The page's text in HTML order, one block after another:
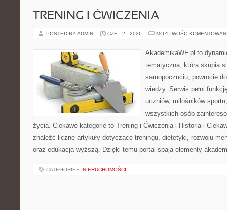
TRENING I ĆWICZENIA
POSTED BY ADMIN CZE - 2 - 2026 MOŻLIWOŚĆ
AkademikaWF.pl to
tematyczna, która skupia
samopoczuciu, powrocie
wiedzy. Serwis pełni
uczniów, miłośników
wszystkich osób
życia. Ciekawe kategorie to Trening i Ćwiczenia i Historia i
znaleźć liczne artykuły dotyczące treningu, dietetyki, rozwoju
oraz edukacją wyższą. Dzięki temu portal spaja elementy
CATEGORIES: NIERUCHOMOŚCI